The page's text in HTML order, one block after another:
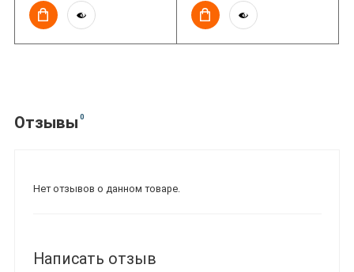
Отзывы 0
Нет отзывов о данном товаре.
Написать отзыв